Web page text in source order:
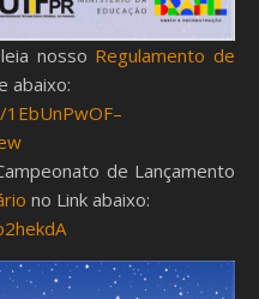
nosso Regulamento de
abaixo:
de Lançamento
no Link abaixo: